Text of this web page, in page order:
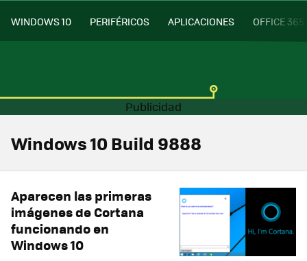
WINDOWS 10 PERIFÉRICOS APLICACIONES OFFICE 365
Windows 10 Build 9888
Aparecen las primeras
imágenes de Cortana
funcionando en
Windows 10